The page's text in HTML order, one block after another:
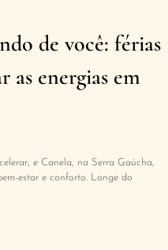
de você: férias
as energias em
e Canela, na Serra Gaúcha,
estar e conforto. Longe do